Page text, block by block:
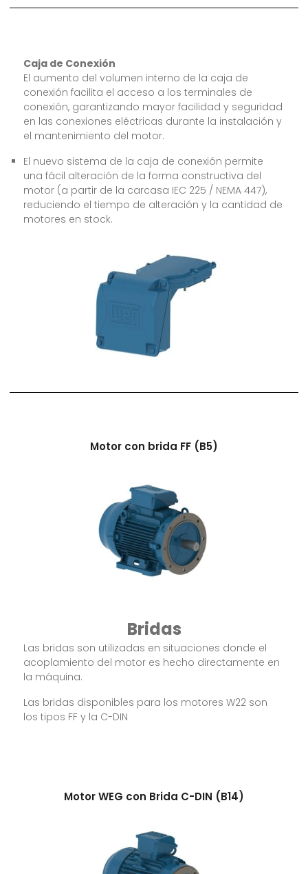
Caja de Conexión
El aumento del volumen interno de la caja de
conexión facilita el acceso a los terminales de
conexión, garantizando mayor facilidad y seguridad
en las conexiones eléctricas durante la instalación y
el mantenimiento del motor.
El nuevo sistema de la caja de conexión permite
una fácil alteración de la forma constructiva del
motor (a partir de la carcasa IEC 225 / NEMA 447),
reduciendo el tiempo de alteración y la cantidad de
motores en stock.
Motor con brida FF (B5)
Bridas
Las bridas son utilizadas en situaciones donde el
acoplamiento del motor es hecho directamente en
la máquina.
Las bridas disponibles para los motores W22 son
los tipos FF y la C-DIN
Motor WEG con Brida C-DIN (B14)